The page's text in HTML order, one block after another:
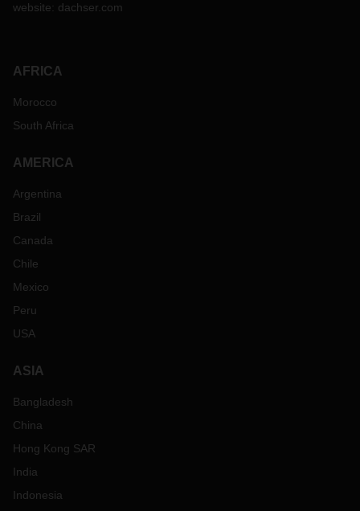
website: dachser.com
AFRICA
Morocco
South Africa
AMERICA
Argentina
Brazil
Canada
Chile
Mexico
Peru
USA
ASIA
Bangladesh
China
Hong Kong SAR
India
Indonesia